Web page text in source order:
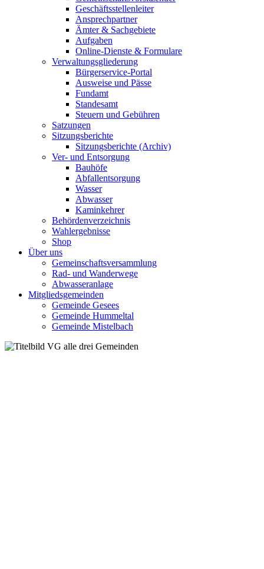
Geschäftsstellenleiter
Ansprechpartner
Ämter & Sachgebiete
Aufgaben
Online-Dienste & Formulare
Verwaltungsgliederung
Bürgerservice-Portal
Ausweise und Pässe
Fundamt
Standesamt
Steuern und Gebühren
Satzungen
Sitzungsberichte
Sitzungsberichte (Archiv)
Ver- und Entsorgung
Bauhöfe
Abfallentsorgung
Wasser
Abwasser
Kaminkehrer
Behördenverzeichnis
Wahlergebnisse
Shop
Über uns
Gemeinschaftsversammlung
Rad- und Wanderwege
Abwasseranlage
Mitgliedsgemeinden
Gemeinde Gesees
Gemeinde Hummeltal
Gemeinde Mistelbach